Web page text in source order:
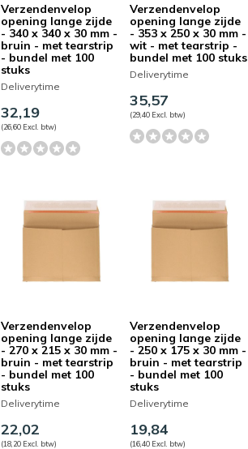
Verzendenvelop
opening lange zijde
- 340 x 340 x 30 mm -
bruin - met tearstrip
- bundel met 100
stuks
Deliverytime
32,19
(26,60 Excl. btw)
Verzendenvelop
opening lange zijde
- 353 x 250 x 30 mm -
wit - met tearstrip -
bundel met 100 stuks
Deliverytime
35,57
(29,40 Excl. btw)
Verzendenvelop
opening lange zijde
- 270 x 215 x 30 mm -
bruin - met tearstrip
- bundel met 100
stuks
Deliverytime
22,02
(18,20 Excl. btw)
Verzendenvelop
opening lange zijde
- 250 x 175 x 30 mm -
bruin - met tearstrip
- bundel met 100
stuks
Deliverytime
19,84
(16,40 Excl. btw)